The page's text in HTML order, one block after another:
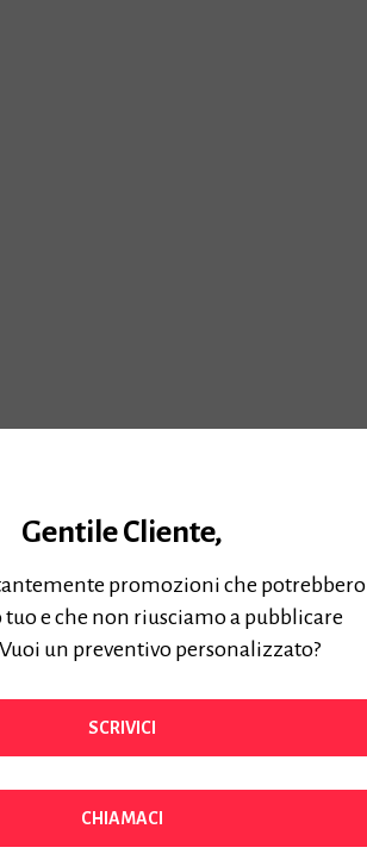
Gentile Cliente,
promozioni che potrebbero
tuo e che non riusciamo a pubblicare
un preventivo personalizzato?
SCRIVICI
CHIAMACI